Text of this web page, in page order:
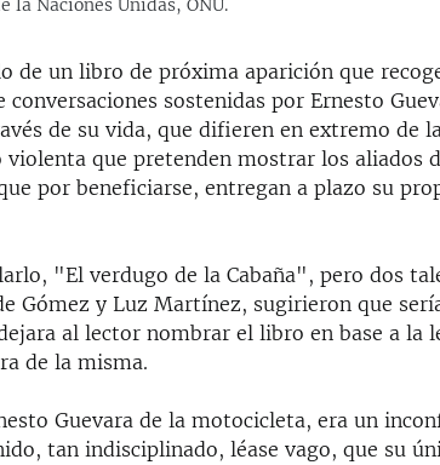
la Naciones Unidas, ONU.
de un libro de próxima aparición que
conversaciones sostenidas por Ernesto
de su vida, que difieren en extremo de
que pretenden mostrar los aliados
por beneficiarse, entregan a plazo su
"El verdugo de la Cabaña", pero dos
Gómez y Luz Martínez, sugirieron que
al lector nombrar el libro en base a la
de la misma.
Guevara de la motocicleta, era un
tan indisciplinado, léase vago, que su